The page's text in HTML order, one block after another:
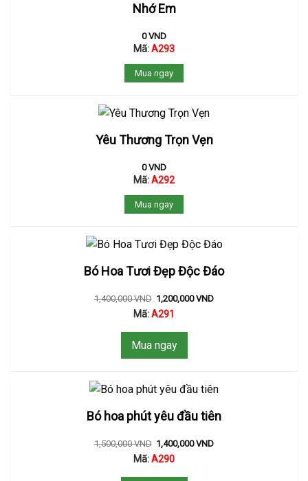
Nhớ Em
0VND
Mã:A293
Mua ngay
Yêu Thương Trọn Vẹn
0VND
Mã:A292
Mua ngay
Bó Hoa Tươi Đẹp Độc Đáo
1,400,000VND 1,200,000VND
Mã:A291
Mua ngay
Bó hoa phút yêu đầu tiên
1,500,000VND 1,400,000VND
Mã:A290